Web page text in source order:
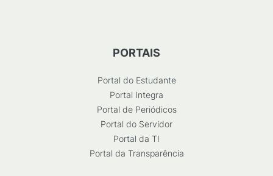
PORTAIS
Portal do Estudante
Portal Integra
Portal de Periódicos
Portal do Servidor
Portal da TI
Portal da Transparência